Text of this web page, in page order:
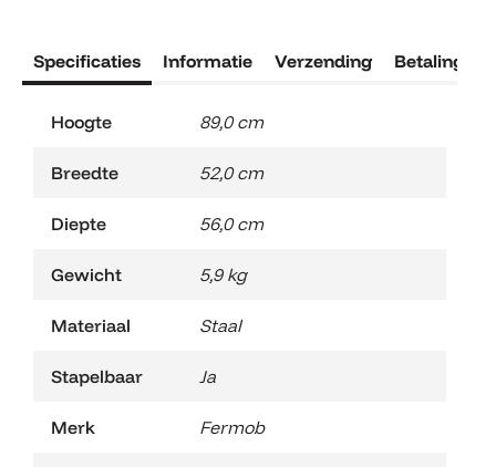
Specificaties Informatie Verzending Betaling
Hoogte 89,0 cm
Breedte 52,0 cm
Diepte 56,0 cm
Gewicht 5,9 kg
Materiaal Staal
Stapelbaar Ja
Merk Fermob